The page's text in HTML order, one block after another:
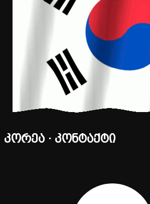
კორეა · კონტაქტი